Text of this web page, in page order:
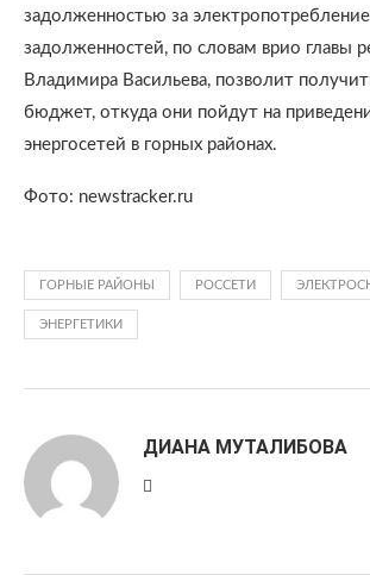
задолженностью за
задолженностей, по словам врио главы
Владимира Васильева, позволит
бюджет, откуда они пойдут на
энергосетей в горных районах.
Фото: newstracker.ru
ГОРНЫЕ РАЙОНЫ РОССЕТИ
ЭНЕРГЕТИКИ
ДИАНА МУТАЛИБОВА